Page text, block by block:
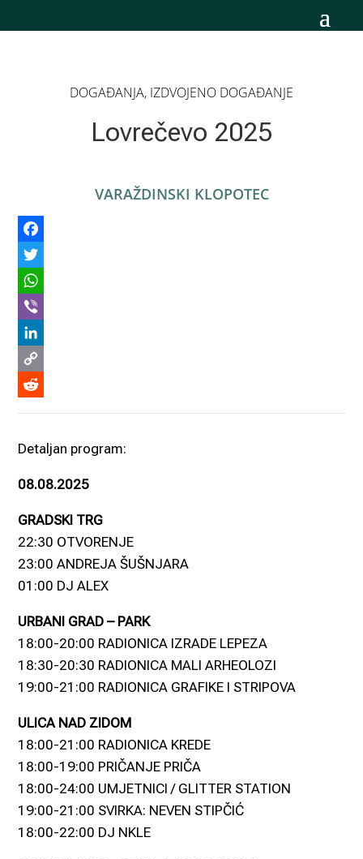
DOGAĐANJA, IZDVOJENO DOGAĐANJE
Lovrečevo 2025
VARAŽDINSKI KLOPOTEC
Link
Reddit
Detaljan program:
08.08.2025
GRADSKI TRG
22:30 OTVORENJE
23:00 ANDREJA ŠUŠNJARA
01:00 DJ ALEX
URBANI GRAD – PARK
18:00-20:00 RADIONICA IZRADE LEPEZA
18:30-20:30 RADIONICA MALI ARHEOLOZI
19:00-21:00 RADIONICA GRAFIKE I STRIPOVA
ULICA NAD ZIDOM
18:00-21:00 RADIONICA KREDE
18:00-19:00 PRIČANJE PRIČA
18:00-24:00 UMJETNICI / GLITTER STATION
19:00-21:00 SVIRKA: NEVEN STIPČIĆ
18:00-22:00 DJ NKLE